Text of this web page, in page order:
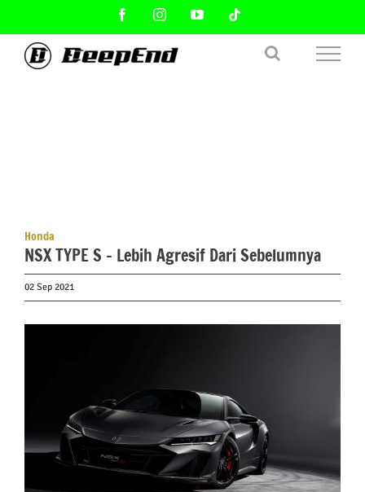
content
FacebookInstagramYouTube
Honda
NSX TYPE S – Lebih Agresif Dari Sebelumnya
02 Sep 2021